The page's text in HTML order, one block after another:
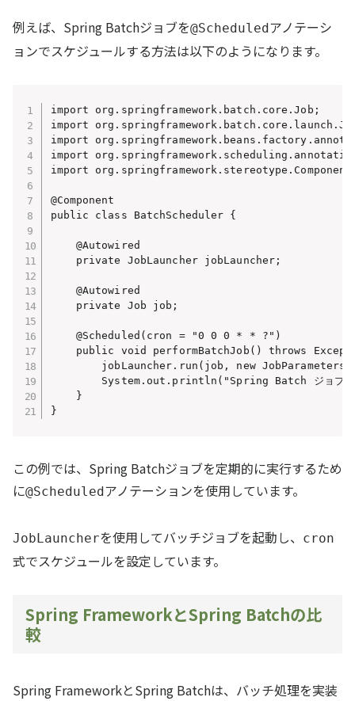
例えば、Spring Batchジョブを@Scheduledアノテーシ
ョンでスケジュールする方法は以下のようになります。
import org.springframework.batch.core.Job;
import
import
import
import
@Component
public class BatchScheduler {
    @Autowired
    private JobLauncher jobLauncher;
    @Autowired
    private Job job;
    @Scheduled(cron = "0 0 0 * * ?")
public void performBatchJob() throws
jobLauncher.run(job, new
System.out.println("Spring Batch ジョブが
    }
この例では、Spring Batchジョブを定期的に実行するため
に@Scheduled アノテーションを使用しています。
JobLauncherを使用してバッチジョブを起動し、 cron
式でスケジュールを設定しています。
Spring FrameworkとSpring Batchの比
較
Spring FrameworkとSpring Batchは、バッチ処理を実装